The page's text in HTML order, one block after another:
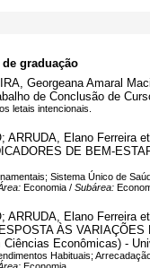
graduação
Georgeana Amaral
de Conclusão de
letais intencionais.
ARRUDA, Elano Ferreira
DE BEM-
Sistema Único de
Economia / Subárea:
ARRUDA, Elano
ÀS
Econômicas) -
Habituais;